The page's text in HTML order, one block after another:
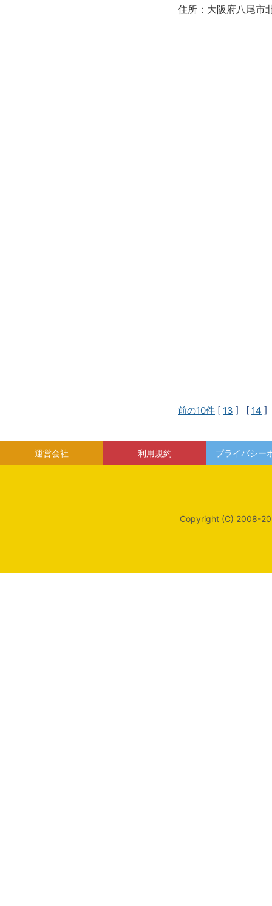
住所：大阪府八尾市
前の10件 [ 13 ] [ 14 ]
運営会社 利用規約 プライバシー
Copyright (C) 2008-